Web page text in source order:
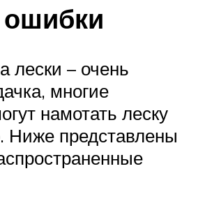
лески – очень
многие
намотать леску
Ниже представлены